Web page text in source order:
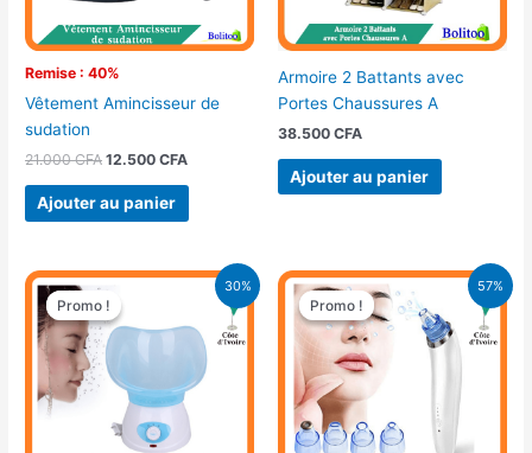
Remise : 40%
Vêtement Amincisseur de
sudation
21.000CFA 12.500CFA
Ajouter au panier
Armoire 2 Battants avec
Portes Chaussures A
38.500 CFA
Ajouter au panier
30%
Promo !
Promo !
Le
prix
initial
était :
14.900 CFA.
Le
prix
actuel
est :
10.500 CFA.
57%
Promo !
Promo !
Le
prix
initial
était :
21.900 CFA.
Le
actuel
est :
9.500 CFA.